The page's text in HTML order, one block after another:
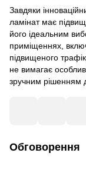
Завдяки
ламінат має
його ідеальним
приміщеннях,
підвищеного
не вимагає
зручним рішенням
Обговорення